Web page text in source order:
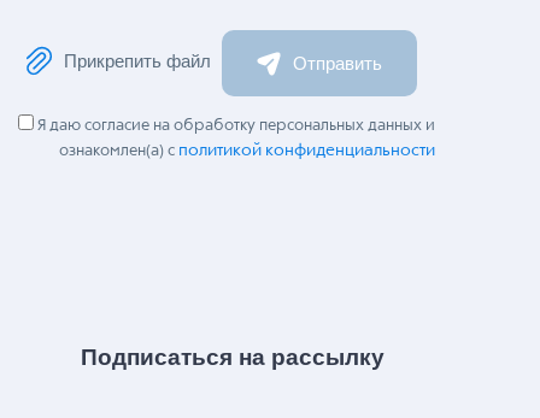
Прикрепить файл Отправить
Я даю согласие на обработку персональных данных и
ознакомлен(а) с политикой конфиденциальности
Подписаться на рассылку